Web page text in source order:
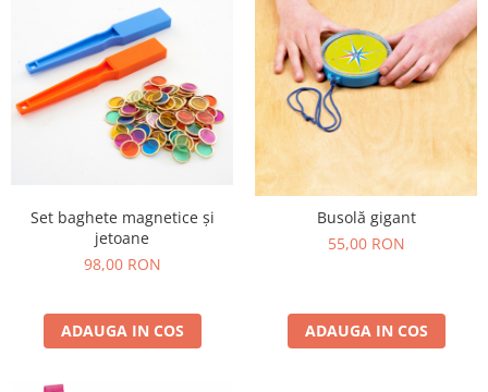
Dezvoltarea limbajului
Figurine
Mobilier gradinita
Montessori
Spații de joacă
Educatie inovativa
Comunicare
Dezvoltare timpurie
Experimente
Joc imaginativ
Lumina
Set baghete magnetice și
jetoane
98,00 RON
ADAUGA IN COS
Busolă gigant
55,00 RON
ADAUGA IN COS